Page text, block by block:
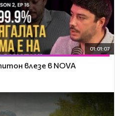
01:01:07
влезе в NOVA